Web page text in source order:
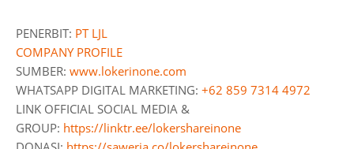
PENERBIT: PT LJL
COMPANY PROFILE
SUMBER: www.lokerinone.com
WHATSAPP DIGITAL MARKETING: +62 859 7314 4972
LINK OFFICIAL SOCIAL MEDIA &
GROUP: https://linktr.ee/lokershareinone